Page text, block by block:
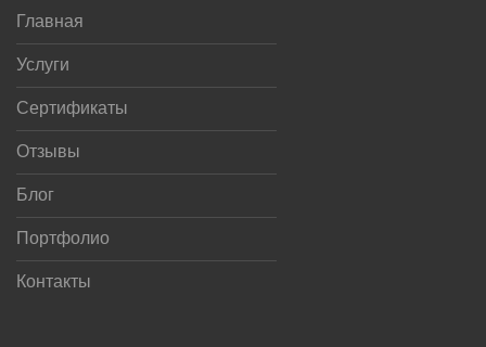
Главная
Услуги
Сертификаты
Отзывы
Блог
Портфолио
Контакты